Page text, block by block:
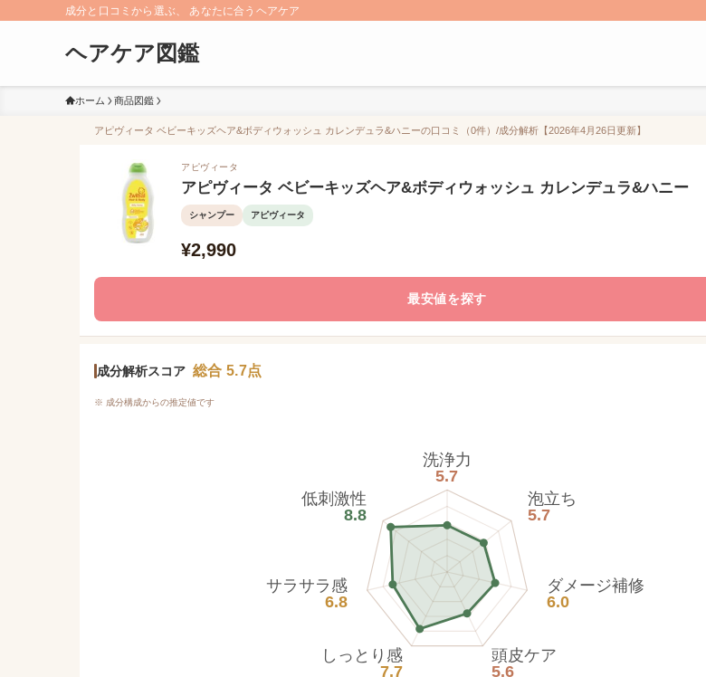
成分と口コミから選ぶ、 あなたに合うヘアケア
ヘアケア図鑑
ホーム 商品図鑑
アピヴィータ ベビーキッズヘア&ボディウォッシュ カレンデュラ&ハニーの口コミ（0件）/成分解析【2026年4月26日更新】
アピヴィータ
アピヴィータ ベビーキッズヘア&ボディウォッシュ カレンデュラ&ハニー
シャンプー アピヴィータ
¥2,990
最安値を探す
成分解析スコア 総合 5.7点
※ 成分構成からの推定値です
洗浄力
5.7
泡立ち
5.7
ダメージ補修
6.0
頭皮ケア
5.6
しっとり感
7.7
サラサラ感
6.8
低刺激性
8.8